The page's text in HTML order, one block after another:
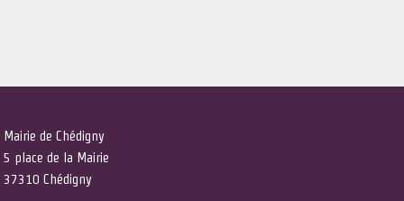
Mairie de Chédigny
5 place de la Mairie
37310 Chédigny